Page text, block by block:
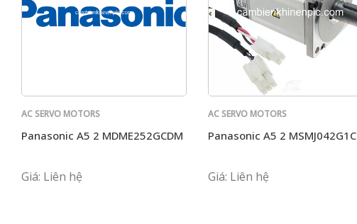
AC SERVO MOTORS
Panasonic A5 2 MDME252GCDM
Giá: Liên hệ
AC SERVO MOTORS
Panasonic A5 2 MSMJ042G1C
Giá: Liên hệ